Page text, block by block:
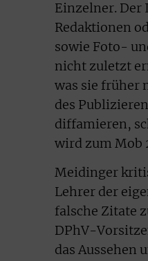
Einzelner.
Redaktionen
sowie Foto-
nicht zuletzt
was sie früher
des
diffamieren,
wird zum Mob
Meidinger
Lehrer der
falsche Zitate
DPhV-
das Aussehen